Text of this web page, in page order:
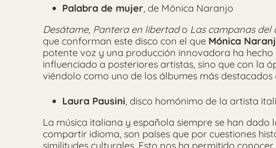
Palabra de mujer, de Mónica Naranjo
Desátame, Pantera en libertado Las campanas del
que conforman este disco con el que Mónica
potente voz y una producción innovadora ha hecho
influenciado a posteriores artistas, sino que con la
viéndolo como uno de los álbumes más destacados
Laura Pausini, disco homónimo de la artista
La música italiana y española siempre se han dado
compartir idioma, son países que por cuestiones
similitudes culturales. Esto nos ha permitido